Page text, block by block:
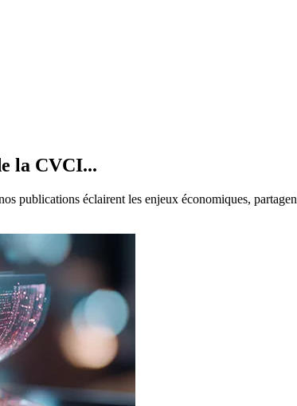
la CVCI...
publications éclairent les enjeux économiques,